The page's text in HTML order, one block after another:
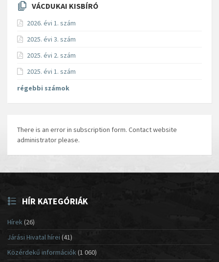
VÁCDUKAI KISBÍRÓ
2026. évi 1. szám
2025. évi 3. szám
2025. évi 2. szám
2025. évi 1. szám
régebbi számok
There is an error in subscription form. Contact website
administrator please.
HÍR KATEGÓRIÁK
Hírek(26)
Járási Hivatal hírei (41)
Közérdekű információk(1 060)